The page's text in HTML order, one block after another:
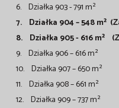
6. Działka 903 - 791 m²
7. Działka 904 – 548 m²
8. Działka 905 - 616 m²
9. Działka 906 – 616 m²
10. Działka 907 – 650 m²
11. Działka 908 – 661 m²
12. Działka 909 – 737 m²